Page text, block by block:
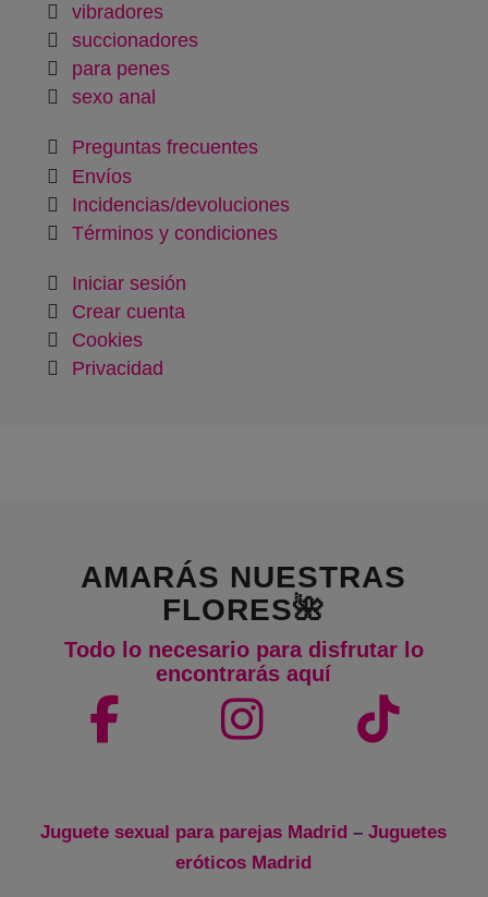
vibradores
succionadores
para penes
sexo anal
Preguntas frecuentes
Envíos
Incidencias/devoluciones
Términos y condiciones
Iniciar sesión
Crear cuenta
Cookies
Privacidad
AMARÁS NUESTRAS
FLORES🌺
Todo lo necesario para disfrutar lo
encontrarás aquí
Juguete sexual para parejas Madrid –Juguetes
eróticos Madrid